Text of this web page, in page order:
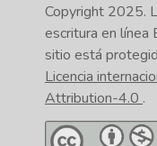
Copyright 2025.
escritura en línea
sitio está
Licencia
Attribution-4.0 .